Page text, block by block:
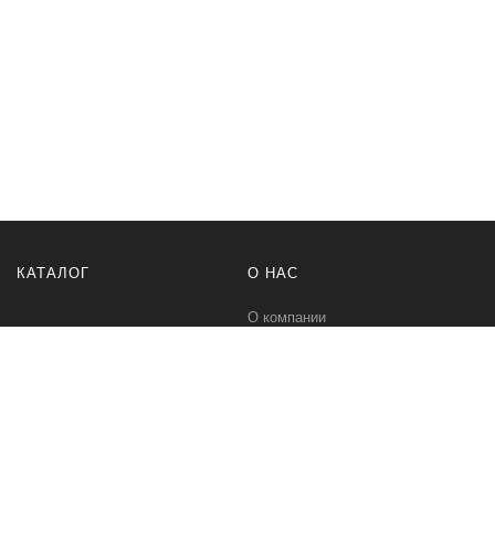
КАТАЛОГ О НАС
О компании